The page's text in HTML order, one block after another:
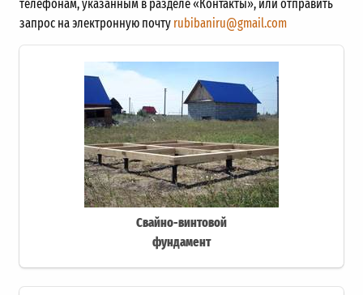
запрос на электронную почтуrubibaniru@gmail.com
Свайно-винтовой
фундамент